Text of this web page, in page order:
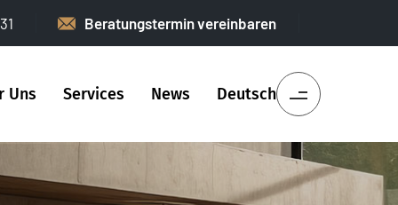
Beratungstermin vereinbaren
Uns Services News Deutsch